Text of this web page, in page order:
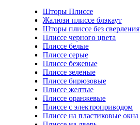
Шторы Плиссе
Жалюзи плиссе блэкаут
Шторы плиссе без сверления
Плиссе черного цвета
Плиссе белые
Плиссе серые
Плиссе бежевые
Плиссе зеленые
Плиссе бирюзовые
Плиссе желтые
Плиссе оранжевые
Плиссе с электроприводом
Плиссе на пластиковые окна